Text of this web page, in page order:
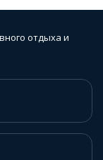
отдыха и